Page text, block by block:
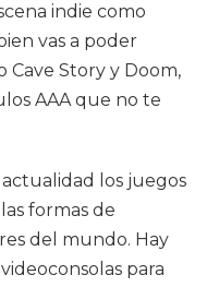
indie como
vas a poder
Cave Story y Doom,
AAA que no te
los juegos
formas de
del mundo. Hay
para